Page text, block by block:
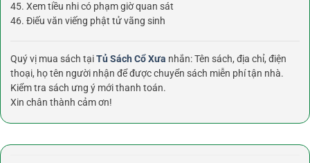
45. Xem tiều nhi có phạm giờ quan sát
46. Điếu văn viếng phật tử vãng sinh
Quý vị mua sách tạiTủ Sách Cổ Xưa nhắn: Tên sách, địa chỉ, điện
thoại, họ tên người nhận để được chuyển sách miễn phí tận nhà.
Kiểm tra sách ưng ý mới thanh toán.
Xin chân thành cảm ơn!